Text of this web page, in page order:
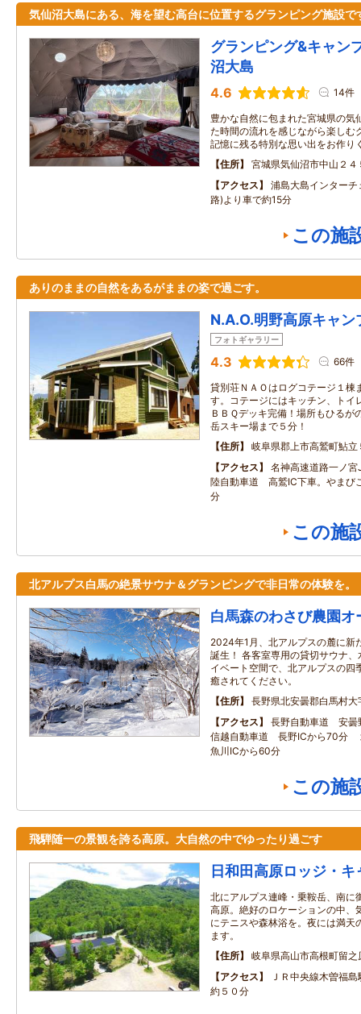
気仙沼大島にある、海を望む高台に位置するグランピング施設で
グランピング&キャン
沼大島
4.6 14件
豊かな自然に包まれた宮城県の気
た時間の流れを感じながら楽しむ
記憶に残る特別な思い出をお作り
住所
宮城県気仙沼市中山２４
アクセス
浦島大島インター
路)より車で約15分
この施
ありのままの自然をあるがままの姿で過ごす。
N.A.O.明野高原キャン
フォトギャラリー
4.3 66件
貸別荘ＮＡＯはログコテージ１棟
す。コテージにはキッチン、トイ
ＢＢＱデッキ完備！場所もひるが
岳スキー場まで５分！
住所
岐阜県郡上市高鷲町鮎立
アクセス
名神高速道路一ノ
陸自動車道 高鷲IC下車。やまび
分
この施
北アルプス白馬の絶景サウナ＆グランピングで非日常の体験を。
白馬森のわさび農園オ
2024年1月、北アルプスの麓に新
誕生！ 各客室専用の貸切サウナ
イベート空間で、北アルプスの四
癒されてください。
住所
長野県北安曇郡白馬村
アクセス
長野自動車道 安
信越自動車道 長野ICから70分
魚川ICから60分
この施
飛騨随一の景観を誇る高原。大自然の中でゆったり過ごす
日和田高原ロッジ・キ
北にアルプス連峰・乗鞍岳、南に
高原。絶好のロケーションの中、
にテニスや森林浴を。夜には満天
ます。
住所
岐阜県高山市高根町留
アクセス
ＪＲ中央線木曽福
約５０分